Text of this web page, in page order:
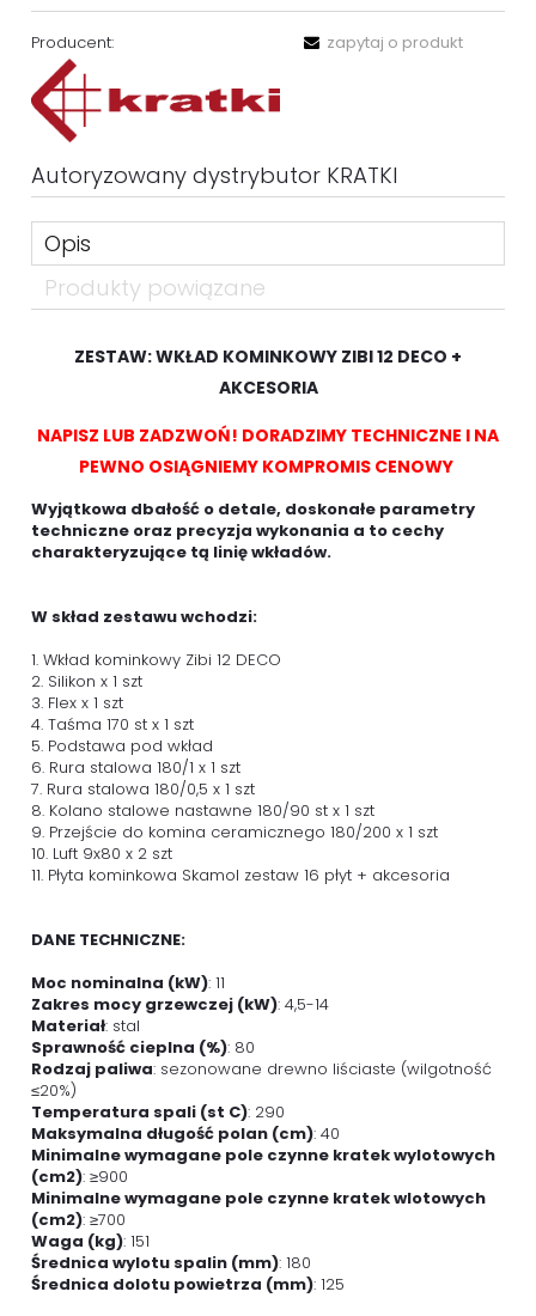
Producent: zapytaj o produkt
Autoryzowany dystrybutor KRATKI
Opis
Produkty powiązane
ZESTAW: WKŁAD KOMINKOWY ZIBI 12 DECO +
AKCESORIA
NAPISZ LUB ZADZWOŃ! DORADZIMY TECHNICZNE I NA
PEWNO OSIĄGNIEMY KOMPROMIS CENOWY
Wyjątkowa dbałość o detale, doskonałe parametry
techniczne oraz precyzja wykonania a to cechy
charakteryzujące tą linię wkładów.
W skład zestawu wchodzi:
1. Wkład kominkowy Zibi 12 DECO
2. Silikon x 1 szt
3. Flex x 1 szt
4. Taśma 170 st x 1 szt
5. Podstawa pod wkład
6. Rura stalowa 180/1 x 1 szt
7. Rura stalowa 180/0,5 x 1 szt
8. Kolano stalowe nastawne 180/90 st x 1 szt
9. Przejście do komina ceramicznego 180/200 x 1 szt
10. Luft 9x80 x 2 szt
11. Płyta kominkowa Skamol zestaw 16 płyt + akcesoria
DANE TECHNICZNE:
Moc nominalna (kW): 11
Zakres mocy grzewczej (kW): 4,5-14
Materiał: stal
Sprawność cieplna (%): 80
Rodzaj paliwa: sezonowane drewno liściaste (wilgotność
≤20%)
Temperatura spali (st C): 290
Maksymalna długość polan (cm): 40
Minimalne wymagane pole czynne kratek wylotowych
(cm2): ≥900
Minimalne wymagane pole czynne kratek wlotowych
(cm2): ≥700
Waga (kg): 151
Średnica wylotu spalin (mm): 180
Średnica dolotu powietrza (mm): 125